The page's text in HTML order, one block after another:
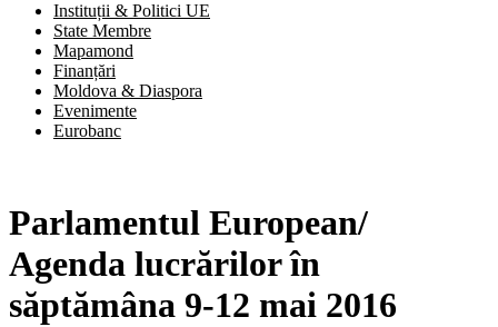
Instituții & Politici UE
State Membre
Mapamond
Finanțări
Moldova & Diaspora
Evenimente
Eurobanc
Parlamentul European/
Agenda lucrărilor în
săptămâna 9-12 mai 2016